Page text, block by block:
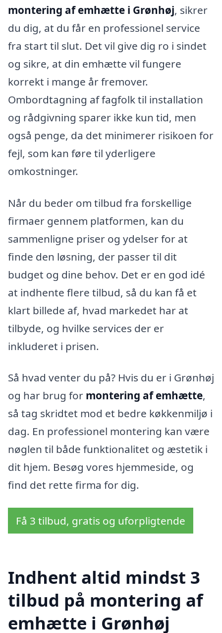
montering af emhætte i Grønhøj, sikrer
du dig, at du får en professionel service
fra start til slut. Det vil give dig ro i sindet
og sikre, at din emhætte vil fungere
korrekt i mange år fremover.
Ombordtagning af fagfolk til installation
og rådgivning sparer ikke kun tid, men
også penge, da det minimerer risikoen for
fejl, som kan føre til yderligere
omkostninger.
Når du beder om tilbud fra forskellige
firmaer gennem platformen, kan du
sammenligne priser og ydelser for at
finde den løsning, der passer til dit
budget og dine behov. Det er en god idé
at indhente flere tilbud, så du kan få et
klart billede af, hvad markedet har at
tilbyde, og hvilke services der er
inkluderet i prisen.
Så hvad venter du på? Hvis du er i Grønhøj
og har brug for montering af emhætte,
så tag skridtet mod et bedre køkkenmiljø i
dag. En professionel montering kan være
nøglen til både funktionalitet og æstetik i
dit hjem. Besøg vores hjemmeside, og
find det rette firma for dig.
Få 3 tilbud, gratis og uforpligtende
Indhent altid mindst 3
tilbud på montering af
emhætte i Grønhøj